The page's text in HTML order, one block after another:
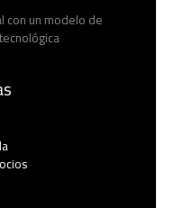
con un modelo de